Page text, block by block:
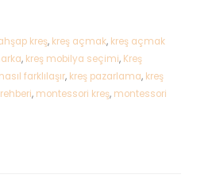
kreş, kreş açmak, kreş açmak
, kreş mobilya seçimi, Kreş
farklılaşır, kreş pazarlama, kreş
, montessori kreş, montessori